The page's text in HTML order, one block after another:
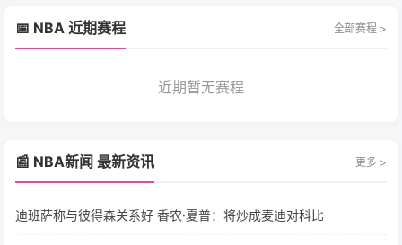
📅 NBA 近期赛程 全部赛程 >
近期暂无赛程
📰 NBA新闻 最新资讯 更多 >
迪班萨称与彼得森关系好 香农·夏普：将炒成麦迪对科比